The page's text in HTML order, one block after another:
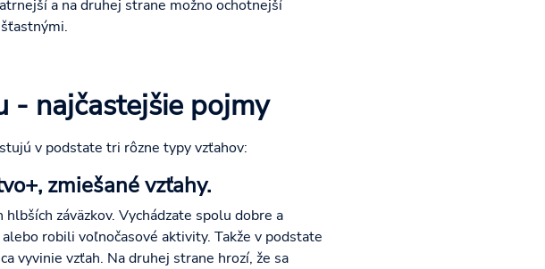
a na druhej strane možno ochotnejší
- najčastejšie pojmy
v podstate tri rôzne typy vzťahov:
zmiešané vzťahy.
záväzkov. Vychádzate spolu dobre a
robili voľnočasové aktivity. Takže v podstate
vyvinie vzťah. Na druhej strane hrozí, že sa